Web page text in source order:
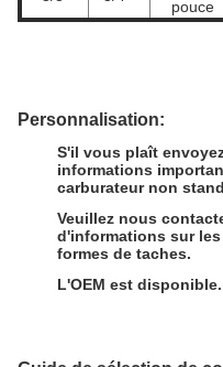
pouce
Personnalisation:
S'il vous plaît
informations
carburateur non
Veuillez nous
d'informations sur
formes de taches.
L'OEM est disponible.